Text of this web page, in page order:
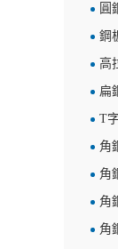
圓
鋼
高
扁
T
角
角
角
角